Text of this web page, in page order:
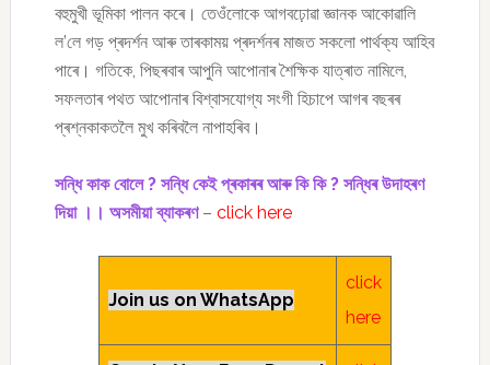
বহুমুখী ভূমিকা পালন কৰে। তেওঁলোকে আগবঢ়োৱা জ্ঞানক আকোৱালি
ল’লে গড় প্ৰদৰ্শন আৰু তাৰকাময় প্ৰদৰ্শনৰ মাজত সকলো পাৰ্থক্য আহিব
পাৰে। গতিকে, পিছৰবাৰ আপুনি আপোনাৰ শৈক্ষিক যাত্ৰাত নামিলে,
সফলতাৰ পথত আপোনাৰ বিশ্বাসযোগ্য সংগী হিচাপে আগৰ বছৰৰ
প্ৰশ্নকাকতলৈ মুখ কৰিবলৈ নাপাহৰিব।
সন্ধি কাক বোলে ? সন্ধি কেই প্ৰকাৰৰ আৰু কি কি ? সন্ধিৰ উদাহৰণ
দিয়া ।। অসমীয়া ব্যাকৰণ– click here
Join us on WhatsApp
click
here